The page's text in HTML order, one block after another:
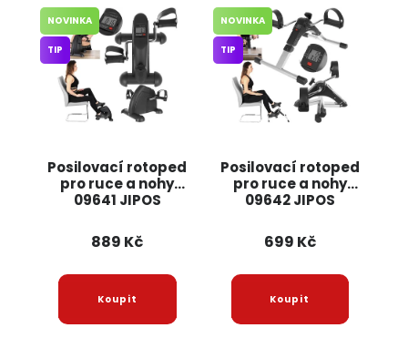
Posilovací rotoped
pro ruce a nohy
09641 JIPOS
NOVINKA
TIP
889 Kč
Posilovací rotoped
pro ruce a nohy
09642 JIPOS
NOVINKA
TIP
699 Kč